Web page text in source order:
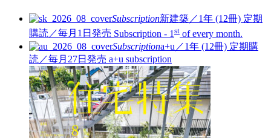
Subscription新建築／1年 (12冊) 定期
購読／毎月1日発売 Subscription - 1 st of every month.
Subscriptiona+u／1年 (12冊) 定期購
読／毎月27日発売 a+u subscription